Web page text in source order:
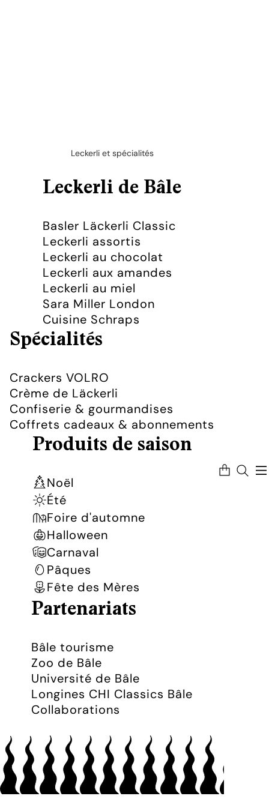
Leckerli et spécialités
Leckerli de Bâle
Basler Läckerli Classic
Leckerli assortis
Leckerli au chocolat
Leckerli aux amandes
Leckerli au miel
Sara Miller London
Cuisine Schraps
Spécialités
Crackers VOLRO
Crème de Läckerli
Confiserie & gourmandises
Coffrets cadeaux & abonnements
Produits de saison
Noël
Été
Foire d'automne
Halloween
Carnaval
Pâques
Fête des Mères
Partenariats
Bâle tourisme
Zoo de Bâle
Université de Bâle
Longines CHI Classics Bâle
Collaborations
Nombre
total
d’articles